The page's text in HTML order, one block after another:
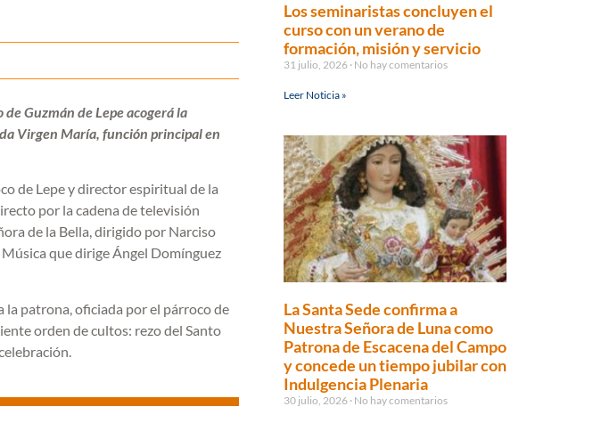
Guzmán de Lepe acogerá la
Virgen María, función principal en
de Lepe y director espiritual de la
por la cadena de televisión
de la Bella, dirigido por Narciso
que dirige Ángel Domínguez
la patrona, oficiada por el párroco de
orden de cultos: rezo del Santo
Los seminaristas concluyen el
curso con un verano de
formación, misión y servicio
31 julio, 2026 No hay comentarios
Leer Noticia »
La Santa Sede confirma a
Nuestra Señora de Luna como
Patrona de Escacena del Campo
y concede un tiempo jubilar con
Indulgencia Plenaria
30 julio, 2026 No hay comentarios